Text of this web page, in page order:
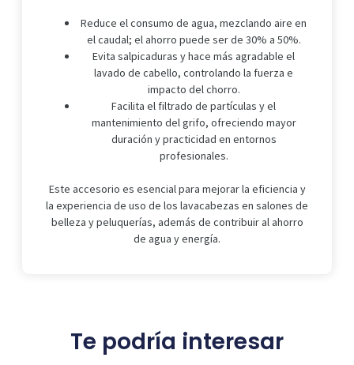
Reduce el consumo de agua, mezclando aire en
el caudal; el ahorro puede ser de 30% a 50%.
Evita salpicaduras y hace más agradable el
lavado de cabello, controlando la fuerza e
impacto del chorro.
Facilita el filtrado de partículas y el
mantenimiento del grifo, ofreciendo mayor
duración y practicidad en entornos
profesionales.
Este accesorio es esencial para mejorar la eficiencia y
la experiencia de uso de los lavacabezas en salones de
belleza y peluquerías, además de contribuir al ahorro
de agua y energía.
Te podría interesar